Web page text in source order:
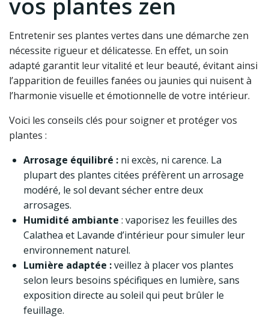
vos plantes zen
Entretenir ses plantes vertes dans une démarche zen
nécessite rigueur et délicatesse. En effet, un soin
adapté garantit leur vitalité et leur beauté, évitant ainsi
l’apparition de feuilles fanées ou jaunies qui nuisent à
l’harmonie visuelle et émotionnelle de votre intérieur.
Voici les conseils clés pour soigner et protéger vos
plantes :
Arrosage équilibré : ni excès, ni carence. La
plupart des plantes citées préfèrent un arrosage
modéré, le sol devant sécher entre deux
arrosages.
Humidité ambiante : vaporisez les feuilles des
Calathea et Lavande d’intérieur pour simuler leur
environnement naturel.
Lumière adaptée :veillez à placer vos plantes
selon leurs besoins spécifiques en lumière, sans
exposition directe au soleil qui peut brûler le
feuillage.